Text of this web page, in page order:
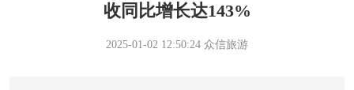
收同比增长达143%
2025-01-02 12:50:24 众信旅游